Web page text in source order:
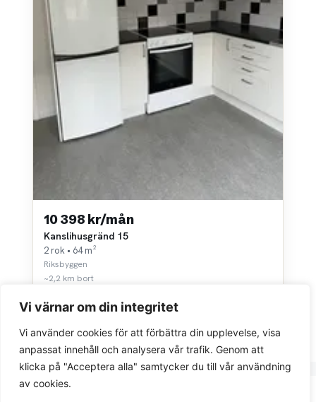
Vi värnar om din integritet
Vi använder cookies för att förbättra din upplevelse, visa
anpassat innehåll och analysera vår trafik. Genom att
klicka på "Acceptera alla" samtycker du till vår användning
av cookies.
10 398 kr/mån
Kanslihusgränd 15
2 rok • 64 m²
Riksbyggen
~2,2 km bort